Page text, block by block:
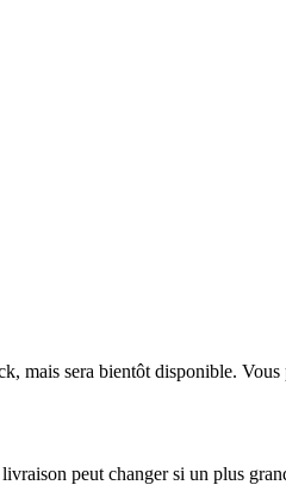
mais sera bientôt disponible.
peut changer si un plus